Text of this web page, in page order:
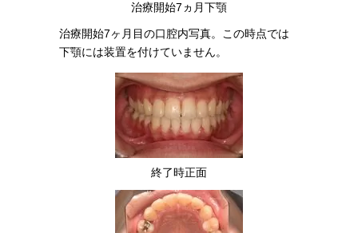
治療開始7ヵ月下顎
治療開始7ヶ月目の口腔内写真。この時点では
下顎には装置を付けていません。
終了時正面